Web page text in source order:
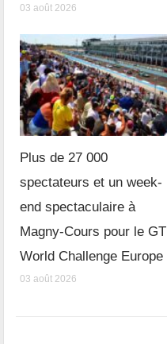
03 août 2026
Plus de 27 000
spectateurs et un week-
end spectaculaire à
Magny-Cours pour le GT
World Challenge Europe
03 août 2026